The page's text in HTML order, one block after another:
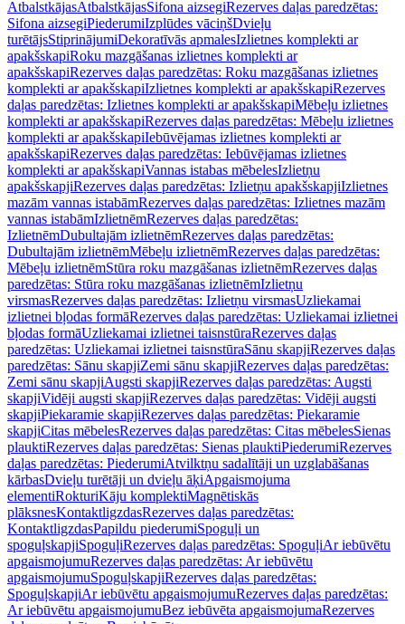
AtbalstkājasAtbalstkājasSifona aizsegiRezerves daļas paredzētas:
Sifona aizsegiPiederumiIzplūdes vāciņšDvieļu
turētājsStiprinājumiDekoratīvās apmalesIzlietnes komplekti ar
apakšskapiRoku mazgāšanas izlietnes komplekti ar
apakšskapiRezerves daļas paredzētas: Roku mazgāšanas izlietnes
komplekti ar apakšskapiIzlietnes komplekti ar apakšskapiRezerves
daļas paredzētas: Izlietnes komplekti ar apakšskapiMēbeļu izlietnes
komplekti ar apakšskapiRezerves daļas paredzētas: Mēbeļu izlietnes
komplekti ar apakšskapiIebūvējamas izlietnes komplekti ar
apakšskapiRezerves daļas paredzētas: Iebūvējamas izlietnes
komplekti ar apakšskapiVannas istabas mēbelesIzlietņu
apakšskapjiRezerves daļas paredzētas: Izlietņu apakšskapjiIzlietnes
mazām vannas istabāmRezerves daļas paredzētas: Izlietnes mazām
vannas istabāmIzlietnēmRezerves daļas paredzētas:
IzlietnēmDubultajām izlietnēmRezerves daļas paredzētas:
Dubultajām izlietnēmMēbeļu izlietnēmRezerves daļas paredzētas:
Mēbeļu izlietnēmStūra roku mazgāšanas izlietnēmRezerves daļas
paredzētas: Stūra roku mazgāšanas izlietnēmIzlietņu
virsmasRezerves daļas paredzētas: Izlietņu virsmasUzliekamai
izlietnei bļodas formāRezerves daļas paredzētas: Uzliekamai izlietnei
bļodas formāUzliekamai izlietnei taisnstūraRezerves daļas
paredzētas: Uzliekamai izlietnei taisnstūraSānu skapjiRezerves daļas
paredzētas: Sānu skapjiZemi sānu skapjiRezerves daļas paredzētas:
Zemi sānu skapjiAugsti skapjiRezerves daļas paredzētas: Augsti
skapjiVidēji augsti skapjiRezerves daļas paredzētas: Vidēji augsti
skapjiPiekaramie skapjiRezerves daļas paredzētas: Piekaramie
skapjiCitas mēbelesRezerves daļas paredzētas: Citas mēbelesSienas
plauktiRezerves daļas paredzētas: Sienas plauktiPiederumiRezerves
daļas paredzētas: PiederumiAtvilktņu sadalītāji un uzglabāšanas
kārbasDvieļu turētāji un dvieļu āķiApgaismojuma
elementiRokturiKāju komplektiMagnētiskās
plāksnesKontaktligzdasRezerves daļas paredzētas:
KontaktligzdasPapildu piederumiSpoguļi un
spoguļskapjiSpoguļiRezerves daļas paredzētas: SpoguļiAr iebūvētu
apgaismojumuRezerves daļas paredzētas: Ar iebūvētu
apgaismojumuSpoguļskapjiRezerves daļas paredzētas:
SpoguļskapjiAr iebūvētu apgaismojumuRezerves daļas paredzētas:
Ar iebūvētu apgaismojumuBez iebūvēta apgaismojumaRezerves